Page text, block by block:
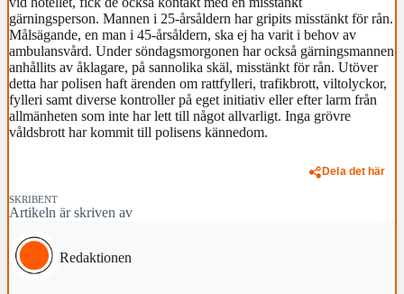
gärningsperson. Mannen i 25-årsåldern har gripits misstänkt för rån.
Målsägande, en man i 45-årsåldern, ska ej ha varit i behov av
ambulansvård. Under söndagsmorgonen har också gärningsmannen
anhållits av åklagare, på sannolika skäl, misstänkt för rån. Utöver
detta har polisen haft ärenden om rattfylleri, trafikbrott, viltolyckor,
fylleri samt diverse kontroller på eget initiativ eller efter larm från
allmänheten som inte har lett till något allvarligt. Inga grövre
våldsbrott har kommit till polisens kännedom.
Dela det här
SKRIBENT
Artikeln är skriven av
Redaktionen